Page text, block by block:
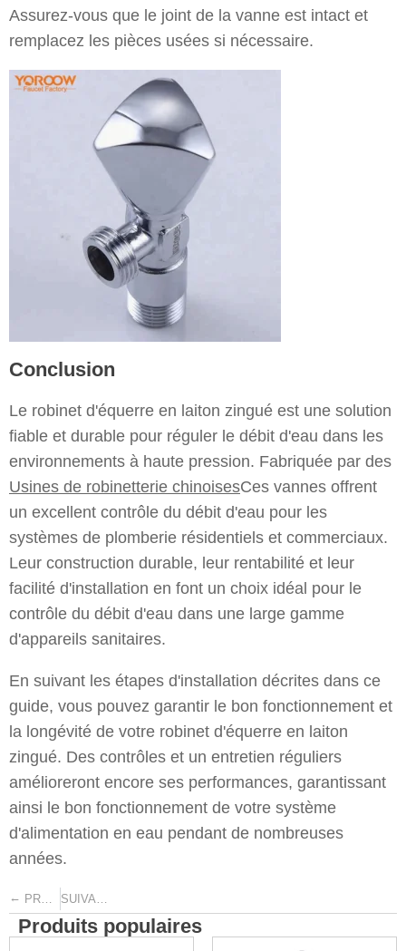
Assurez-vous que le joint de la vanne est intact et
remplacez les pièces usées si nécessaire.
Conclusion
Le robinet d'équerre en laiton zingué est une solution
fiable et durable pour réguler le débit d'eau dans les
environnements à haute pression. Fabriquée par des
Usines de robinetterie chinoisesCes vannes offrent
un excellent contrôle du débit d'eau pour les
systèmes de plomberie résidentiels et commerciaux.
Leur construction durable, leur rentabilité et leur
facilité d'installation en font un choix idéal pour le
contrôle du débit d'eau dans une large gamme
d'appareils sanitaires.
En suivant les étapes d'installation décrites dans ce
guide, vous pouvez garantir le bon fonctionnement et
la longévité de votre robinet d'équerre en laiton
zingué. Des contrôles et un entretien réguliers
amélioreront encore ses performances, garantissant
ainsi le bon fonctionnement de votre système
d'alimentation en eau pendant de nombreuses
années.
← PRÉCÉDENT SUIVANT
Produits populaires